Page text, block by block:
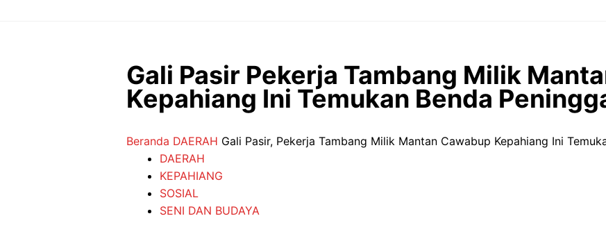
Gali Pasir Pekerja Tambang Milik
Kepahiang Ini Temukan Benda
Beranda DAERAH Gali Pasir, Pekerja Tambang Milik Mantan Cawabup Kepahiang Ini
DAERAH
KEPAHIANG
SOSIAL
SENI DAN BUDAYA